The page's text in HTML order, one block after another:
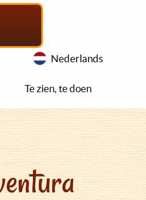
Nederlands
Te zien, te doen